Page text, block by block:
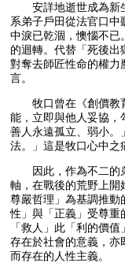
安詳地逝世成為新生
系弟子戶田從法官口
中淚已乾涸，懊惱不已
的迴轉。代替「死後
對奪去師匠性命的權力
言。
牧口曾在《創價教育
能，立即與他人妥協，
善人永遠孤立、弱小。
法。」這是牧口心中之
因此，作為不二的弟
軸，在戰後的荒野上開
尊嚴哲理」為基調推動
性」與「正義」受尊重
「救人」此「利的價
存在於社會的意義，亦
而存在的人性主義。